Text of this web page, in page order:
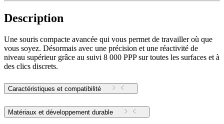
Description
Une souris compacte avancée qui vous permet de travailler où que
vous soyez. Désormais avec une précision et une réactivité de
niveau supérieur grâce au suivi 8 000 PPP sur toutes les surfaces et à
des clics discrets.
Caractéristiques et compatibilité
Matériaux et développement durable